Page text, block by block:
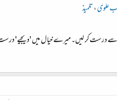
علوی،تلمیذ